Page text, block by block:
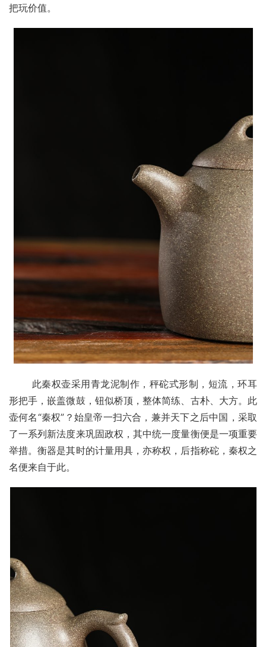
把玩价值。
形把手，嵌盖微鼓，钮似桥顶，整体简练、古朴、大方。此
壶何名“秦权”？始皇帝一扫六合，兼并天下之后中国，采取
了一系列新法度来巩固政权，其中统一度量衡便是一项重要
举措。衡器是其时的计量用具，亦称权，后指称砣，秦权之
名便来自于此。